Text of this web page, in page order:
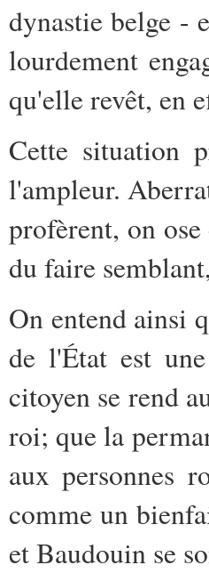
dynastie belge -
lourdement
qu'elle revêt, en
Cette situation
l'ampleur.
profèrent, on
du faire
On entend ainsi
de l'État est
citoyen se rend
roi; que la
aux personnes
comme un
et Baudouin se